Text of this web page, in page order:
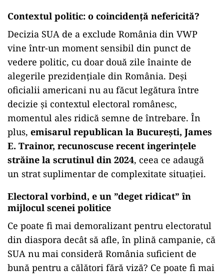
Contextul politic: o coincidență nefericită?
Decizia SUA de a exclude România din VWP
vine într-un moment sensibil din punct de
vedere politic, cu doar două zile înainte de
alegerile prezidențiale din România. Deși
oficialii americani nu au făcut legătura între
decizie și contextul electoral românesc,
momentul ales ridică semne de întrebare. În
plus, emisarul republican la București, James
E. Trainor, recunoscuse recent ingerințele
străine la scrutinul din 2024, ceea ce adaugă
un strat suplimentar de complexitate situației.
Electoral vorbind, e un ”deget ridicat” în
mijlocul scenei politice
Ce poate fi mai demoralizant pentru electoratul
din diaspora decât să afle, în plină campanie, că
SUA nu mai consideră România suficient de
bună pentru a călători fără viză? Ce poate fi mai